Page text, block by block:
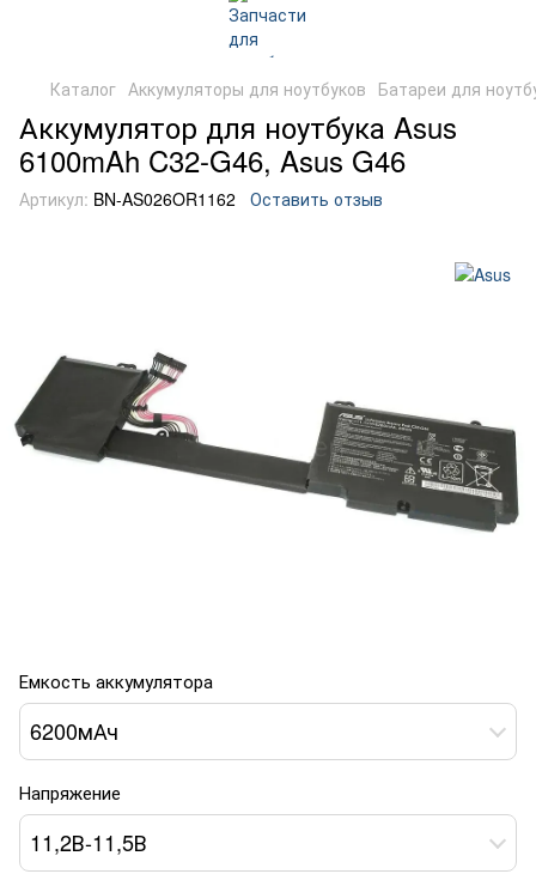
Каталог Аккумуляторы для ноутбуков Батареи для
Аккумулятор для ноутбука Asus
6100mAh C32-G46, Asus G46
Артикул: BN-AS026OR1162 Оставить отзыв
Емкость аккумулятора
6200мАч
Напряжение
11,2В-11,5В